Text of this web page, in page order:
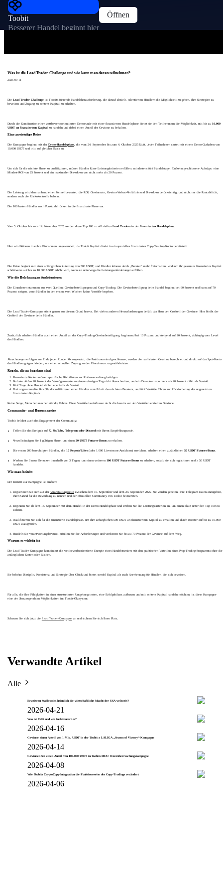
Toobit
Besserer Handel beginnt hier
Öffnen
Was ist die Lead Trader Challenge und wie kann man daran teilnehmen?
2025-09-11
Die Lead Trader-Challengeist Toobits führende Handelsherausforderung, die darauf abzielt, talentierten Händlern die Möglichkeit zu geben, ihre Strategien zu
beweisen und Zugang zu echtem Kapital zu erhalten.
Durch die Kombination einer wettbewerbsorientierten Demorunde mit einer finanzierten Handelsphase bietet sie den Teilnehmern die Möglichkeit, mit bis zu 10.000
USDT an finanziertem Kapitalzu handeln und dabei einen Anteil der Gewinne zu behalten.
Eine zweistufige Reise
Die Kampagne beginnt mit der Demo-Handelsphase, die vom 24. September bis zum 4. Oktober 2025 läuft. Jeder Teilnehmer startet mit einem Demo-Guthaben von
10.000 USDT und tritt auf gleicher Basis an.
Um sich für die nächste Phase zu qualifizieren, müssen Händler klare Leistungskriterien erfüllen: mindestens fünf Handelstage, fünfzehn geschlossene Aufträge, eine
Mindest-ROI von 25 Prozent und ein maximaler Drawdown von nicht mehr als 20 Prozent.
Die Leistung wird dann anhand einer Formel bewertet, die ROI, Gewinnrate, Gewinn-Verlust-Verhältnis und Drawdown berücksichtigt und nicht nur die Rentabilität,
sondern auch die Risikokontrolle belohnt.
Die 100 besten Händler nach Punktzahl rücken in die finanzierte Phase vor.
Vom 5. Oktober bis zum 14. November 2025 werden diese Top 100 zu offiziellen Lead Tradersin der finanzierten Handelsphase.
Hier wird Können in echte Einnahmen umgewandelt, da Toobit Kapital direkt in ein spezielles finanziertes Copy-Trading-Konto bereitstellt.
Die Reise beginnt mit einer anfänglichen Zuteilung von 500 USDT, und Händler können durch „Booster“ mehr freischalten, wodurch ihr gesamtes finanziertes Kapital
schrittweise auf bis zu 10.000 USDT erhöht wird, wenn sie unterwegs die Leistungsanforderungen erfüllen.
Wie die Belohnungen funktionieren
Die Einnahmen stammen aus zwei Quellen: Gewinnbeteiligungen und Copy-Trading. Die Gewinnbeteiligung beim Handel beginnt bei 60 Prozent und kann auf 70
Prozent steigen, wenn Händler in den ersten zwei Wochen keine Verstöße begehen.
Die Lead Trader-Kampagne sticht genau aus diesem Grund hervor. Bei vielen anderen Herausforderungen behält das Haus den Großteil der Gewinne. Hier bleibt der
Großteil der Gewinne beim Händler.
Zusätzlich erhalten Händler auch einen Anteil an der Copy-Trading-Gewinnbeteiligung, beginnend bei 10 Prozent und steigend auf 20 Prozent, abhängig vom Level
des Händlers.
Abrechnungen erfolgen am Ende jeder Runde. Vorausgesetzt, die Positionen sind geschlossen, werden die realisierten Gewinne berechnet und direkt auf das Spot-Konto
des Händlers gutgeschrieben, um einen schnellen Zugang zu den Einnahmen zu gewährleisten.
Regeln, die zu beachten sind
Finanzierte Konten müssen spezifische Richtlinien zur Risikoverwaltung befolgen.
Verluste dürfen 20 Prozent der Vermögenswerte an einem einzigen Tag nicht überschreiten, und ein Drawdown von mehr als 40 Prozent zählt als Verstoß.
Fünf Tage ohne Handel zählen ebenfalls als Verstoß.
Drei angesammelte Verstöße disqualifizieren einen Händler vom Erhalt des nächsten Boosters, und fünf Verstöße führen zur Rückforderung des ungenutzten
finanzierten Kapitals.
Keine Sorge, Menschen machen ständig Fehler. Diese Verstöße beeinflussen nicht die bereits vor den Verstößen erzielten Gewinne.
Community- und Bonusanreize
Toobit belohnt auch das Engagement der Community:
Teilen Sie das Ereignis auf X, YouTube, Telegram oder Discordmit Ihrem Empfehlungscode.
Vervollständigen Sie 1 gültigen Share, um einen 20 USDT Futures-Bonuszu erhalten.
Die ersten 200 berechtigten Händler, die 10 Reposts/Likes(oder 1.000 Livestream-Ansichten) erreichen, erhalten einen zusätzlichen 50 USDT Futures-Bonus.
Werben Sie 3 neue Benutzer innerhalb von 3 Tagen, um einen weiteren 100 USDT Futures-Bonuszu erhalten, sobald sie sich registrieren und ≥ 50 USDT
handeln.
Wie man beitritt
Der Beitritt zur Kampagne ist einfach:
Registrieren Sie sich auf der Veranstaltungsseitezwischen dem 10. September und dem 24. September 2025. Sie werden gebeten, Ihre Telegram-Daten anzugeben,
Ihren Grund für die Bewerbung zu nennen und der offiziellen Community von Toobit beizutreten.
Beginnen Sie ab dem 18. September mit dem Handel in der Demo-Handelsphase und streben Sie die Leistungskriterien an, um einen Platz unter den Top 100 zu
sichern.
Qualifizieren Sie sich für die finanzierte Handelsphase, um Ihre anfänglichen 500 USDT an finanziertem Kapital zu erhalten und durch Booster auf bis zu 10.000
USDT zuzugreifen.
Handeln Sie verantwortungsbewusst, erfüllen Sie die Anforderungen und verdienen Sie bis zu 70 Prozent der Gewinne auf dem Weg.
Warum es wichtig ist
Die Lead Trader-Kampagne kombiniert die wettbewerbsorientierte Energie eines Handelsturniers mit den praktischen Vorteilen eines Prop-Trading-Programms ohne die
anfänglichen Kosten oder Risiken.
Sie belohnt Disziplin, Konsistenz und Strategie über Glück und bietet sowohl Kapital als auch Anerkennung für Händler, die sich beweisen.
Für alle, die ihre Fähigkeiten in einer strukturierten Umgebung testen, eine Erfolgsbilanz aufbauen und mit echtem Kapital handeln möchten, ist diese Kampagne
eine der überzeugendsten Möglichkeiten im Toobit-Ökosystem.
Schauen Sie sich jetzt die Lead Trader-Kampagnean und sichern Sie sich Ihren Platz.
Verwandte Artikel
Alle
Erweitern Stablecoins heimlich die wirtschaftliche Macht der USA weltweit?
2026-04-21
Was ist CeFi und wie funktioniert es?
2026-04-16
Gewinne einen Anteil von 1 Mio. USDT in der Toobit x LALIGA „Season of Victory“-Kampagne
2026-04-14
Gewinnen Sie einen Anteil von 100.000 USDT in Toobits DEX+ Osterüberraschungskampagne
2026-04-08
Wie Toobits CryptoCopy-Integration die Funktionsweise des Copy-Tradings verändert
2026-04-06